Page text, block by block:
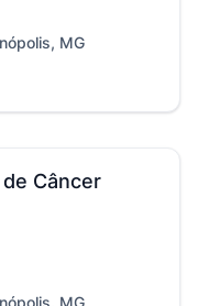
MG
Câncer
MG